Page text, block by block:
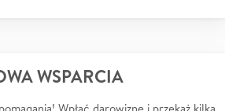
WSPARCIA